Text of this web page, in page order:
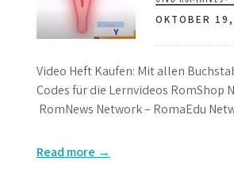
OKTOBER
Video Heft Kaufen: Mit allen
Codes für die Lernvideos RomShop
RomNews Network – RomaEdu
Read more →